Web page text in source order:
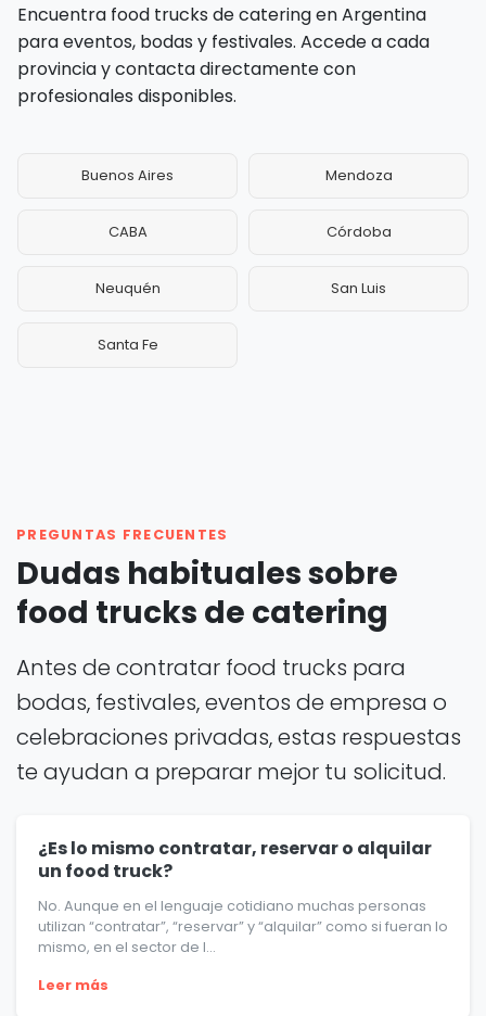
Encuentra food trucks de catering en Argentina
para eventos, bodas y festivales. Accede a cada
provincia y contacta directamente con
profesionales disponibles.
Buenos Aires Mendoza
CABA Córdoba
Neuquén San Luis
Santa Fe
PREGUNTAS FRECUENTES
Dudas habituales sobre
food trucks de catering
Antes de contratar food trucks para
bodas, festivales, eventos de empresa o
celebraciones privadas, estas respuestas
te ayudan a preparar mejor tu solicitud.
¿Es lo mismo contratar, reservar o alquilar
un food truck?
No. Aunque en el lenguaje cotidiano muchas personas
utilizan “contratar”, “reservar” y “alquilar” como si fueran lo
mismo, en el sector de l...
Leer más